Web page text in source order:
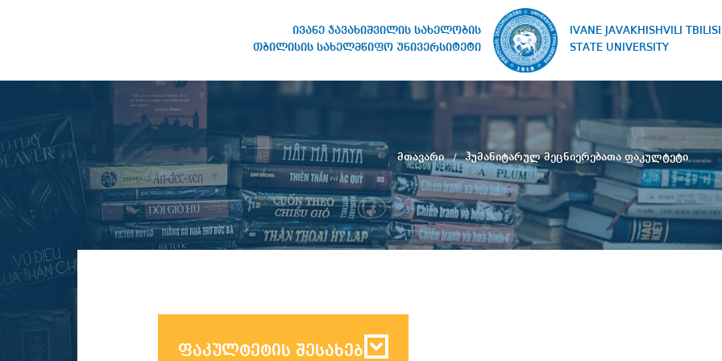
ივანე ჯავახიშვილის სახელობის
თბილისის სახელმწიფო უნივერსიტეტი
IVANE JAVAKHISHVILI TBILISI
STATE UNIVERSITY
სახელობის თბილისის
სახელმწიფო უნივერსიტეტი
მთავარი ჰუმანიტარულ მეცნიერებათა ფაკულტეტი
ფაკულტეტის შესახებ